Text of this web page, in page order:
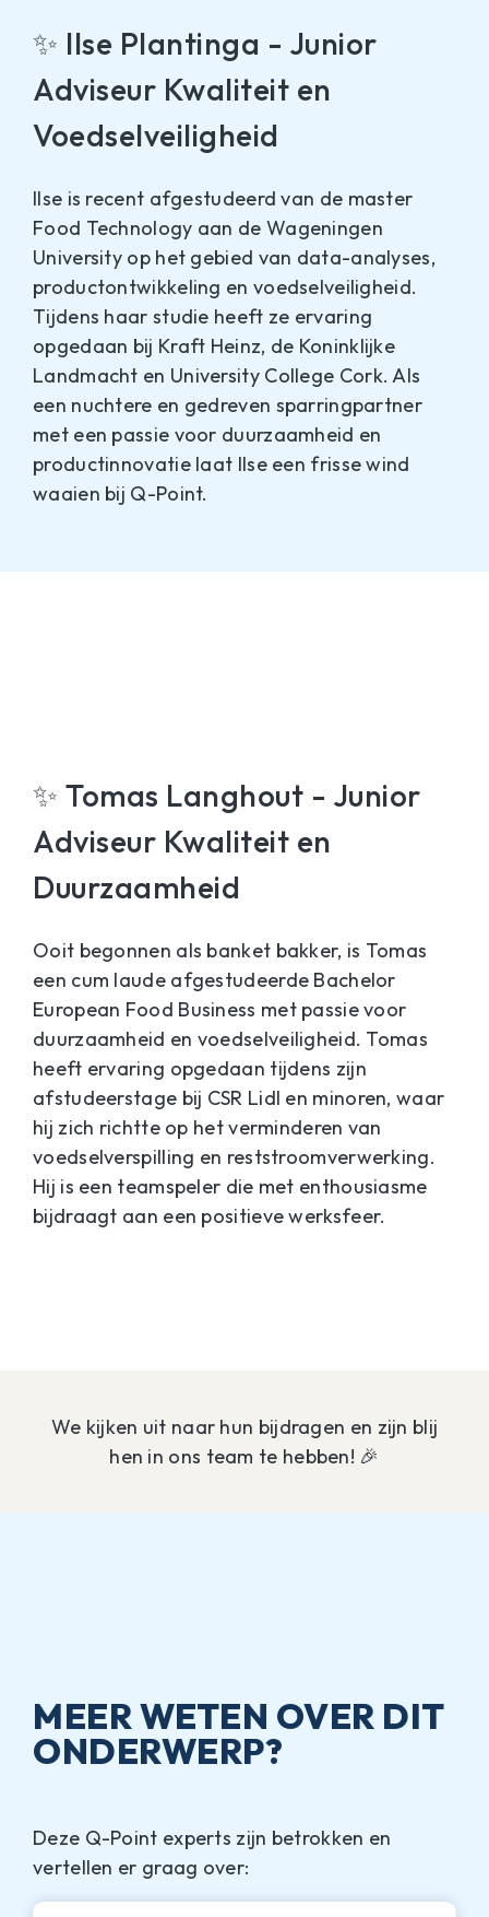
✨ Ilse Plantinga - Junior
Adviseur Kwaliteit en
Voedselveiligheid
Ilse is recent afgestudeerd van de master
Food Technology aan de Wageningen
University op het gebied van data-analyses,
productontwikkeling en voedselveiligheid.
Tijdens haar studie heeft ze ervaring
opgedaan bij Kraft Heinz, de Koninklijke
Landmacht en University College Cork. Als
een nuchtere en gedreven sparringpartner
met een passie voor duurzaamheid en
productinnovatie laat Ilse een frisse wind
waaien bij Q-Point.
✨ Tomas Langhout - Junior
Adviseur Kwaliteit en
Duurzaamheid
Ooit begonnen als banket bakker, is Tomas
een cum laude afgestudeerde Bachelor
European Food Business met passie voor
duurzaamheid en voedselveiligheid. Tomas
heeft ervaring opgedaan tijdens zijn
afstudeerstage bij CSR Lidl en minoren, waar
hij zich richtte op het verminderen van
voedselverspilling en reststroomverwerking.
Hij is een teamspeler die met enthousiasme
bijdraagt aan een positieve werksfeer.
We kijken uit naar hun bijdragen en zijn blij
hen in ons team te hebben! 🎉
MEER WETEN OVER DIT
ONDERWERP?
Deze Q-Point experts zijn betrokken en
vertellen er graag over: